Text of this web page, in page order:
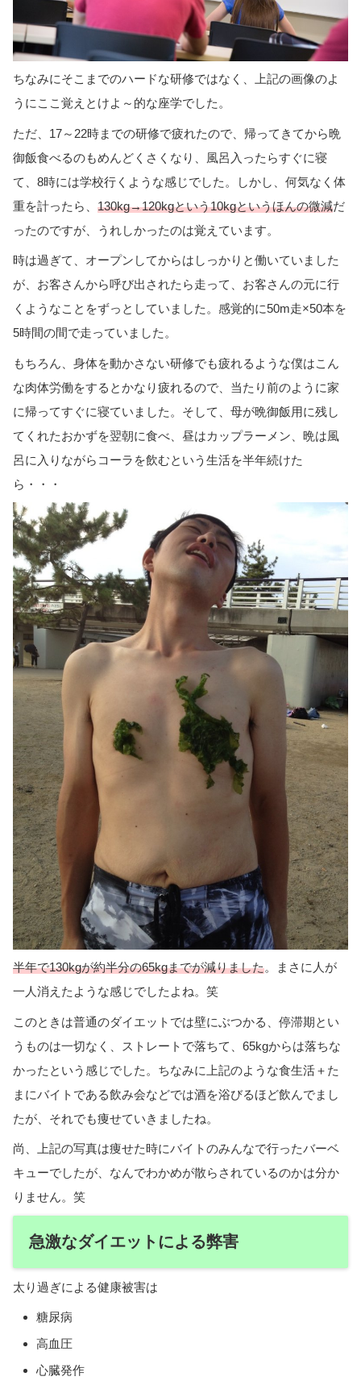
ちなみにそこまでのハードな研修ではなく、上記の画像のよ
うにここ覚えとけよ～的な座学でした。
ただ、17～22時までの研修で疲れたので、帰ってきてから晩
御飯食べるのもめんどくさくなり、風呂入ったらすぐに寝
て、8時には学校行くような感じでした。しかし、何気なく体
重を計ったら、 130kg→120kgという10kgというほんの微減だ
ったのですが、うれしかったのは覚えています。
時は過ぎて、オープンしてからはしっかりと働いていました
が、お客さんから呼び出されたら走って、お客さんの元に行
くようなことをずっとしていました。感覚的に50m走×50本を
5時間の間で走っていました。
もちろん、身体を動かさない研修でも疲れるような僕はこん
な肉体労働をするとかなり疲れるので、当たり前のように家
に帰ってすぐに寝ていました。そして、母が晩御飯用に残し
てくれたおかずを翌朝に食べ、昼はカップラーメン、晩は風
呂に入りながらコーラを飲むという生活を半年続けた
ら・・・
半年で130kgが約半分の65kgまでが減りました。まさに人が
一人消えたような感じでしたよね。笑
このときは普通のダイエットでは壁にぶつかる、停滞期とい
うものは一切なく、ストレートで落ちて、65kgからは落ちな
かったという感じでした。ちなみに上記のような食生活＋た
まにバイトである飲み会などでは酒を浴びるほど飲んでまし
たが、それでも痩せていきましたね。
尚、上記の写真は痩せた時にバイトのみんなで行ったバーベ
キューでしたが、なんでわかめが散らされているのかは分か
りません。笑
急激なダイエットによる弊害
太り過ぎによる健康被害は
糖尿病
高血圧
心臓発作